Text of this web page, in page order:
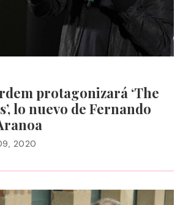
protagonizará ‘The
lo nuevo de Fernando
2020